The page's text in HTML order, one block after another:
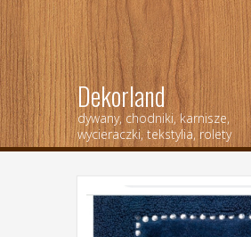
Dekorland
dywany, chodniki, karnisze,
wycieraczki, tekstylia, rolety